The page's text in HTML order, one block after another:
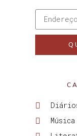
Música